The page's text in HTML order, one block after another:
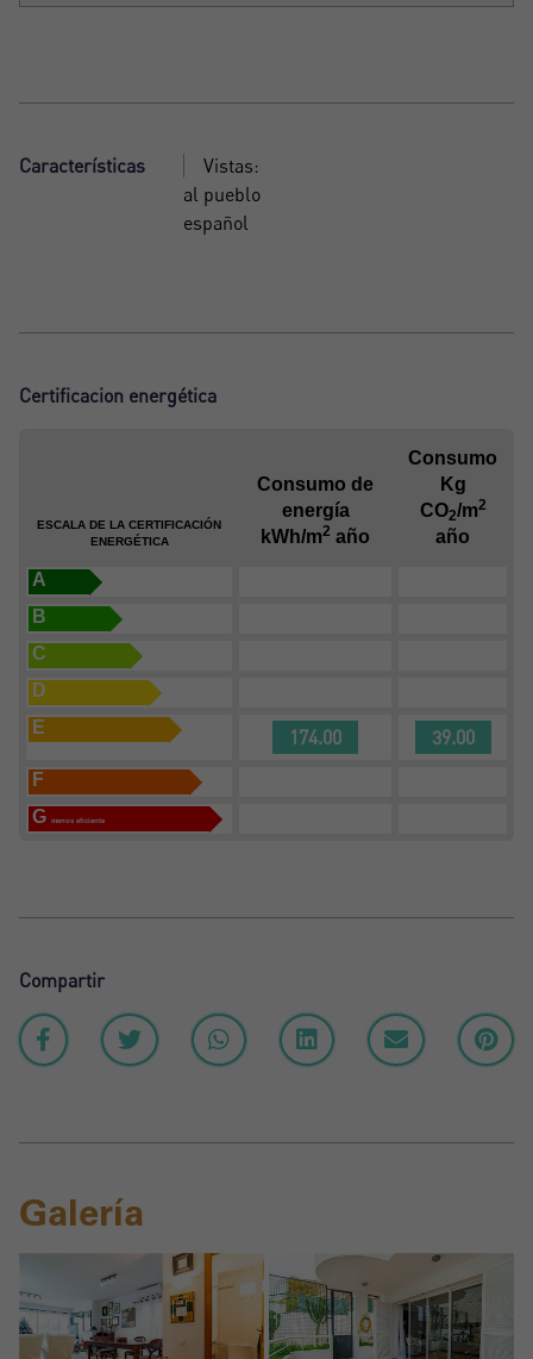
Características
Vistas:
al pueblo
español
Certificacion energética
ESCALA DE LA CERTIFICACIÓN
ENERGÉTICA
Consumo de
energía
kWh/m2 año
Consumo
Kg
CO2/m2
año
A
B
C
D
E
174.00 39.00
F
G
menos eficiente
Compartir
Galería